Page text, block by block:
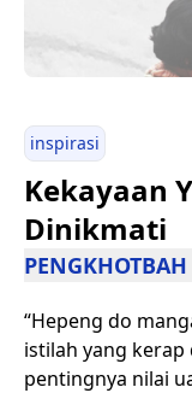
inspirasi
Kekayaan
Dinikmati
“Hepeng do
istilah yang
pentingnya nilai